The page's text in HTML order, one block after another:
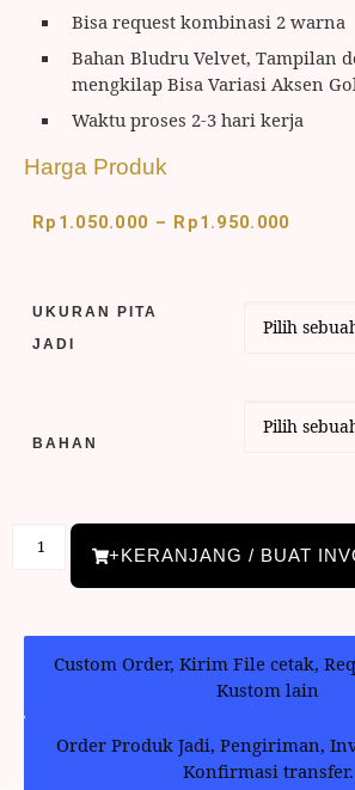
Bisa request kombinasi 2 warna
Bahan Bludru Velvet, Tampilan
mengkilap Bisa Variasi Aksen
Waktu proses 2-3 hari kerja
Harga Produk
Rp 1.050.000 – Rp1.950.000
UKURAN PITA
JADI
BAHAN
+KERANJANG / BUAT
Custom Order, Kirim File cetak,
Kustom lain
Order Produk Jadi, Pengiriman,
Konfirmasi transfer.